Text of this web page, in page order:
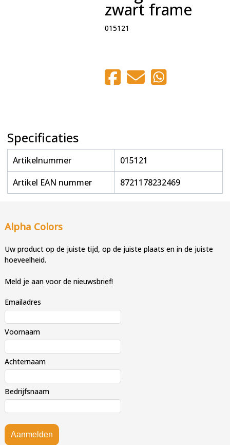
zwart frame
015121
Specificaties
Artikelnummer
015121
Artikel EAN nummer
8721178232469
Alpha Colors
Uw product op de juiste tijd, op de juiste plaats en in de juiste
hoeveelheid.
Meld je aan voor de nieuwsbrief!
Emailadres
Voornaam
Achternaam
Bedrijfsnaam
Aanmelden